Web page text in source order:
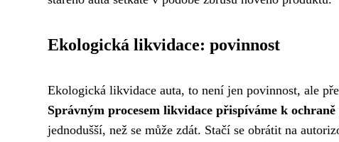
Ekologická likvidace: povinnost
Ekologická likvidace auta, to není jen povinnost, ale
Správným procesem likvidace přispíváme k
jednodušší, než se může zdát. Stačí se obrátit na